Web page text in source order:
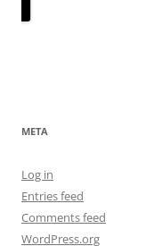
META
Log in
Entries feed
Comments feed
WordPress.org